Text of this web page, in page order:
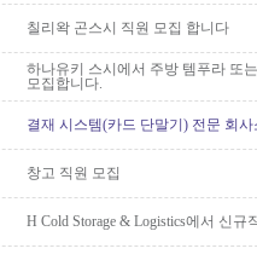
칠리왁 곤스시 직원 모집 합니다
하나유키 스시에서 주방 템푸라 또
모집합니다.
결재 시스템(카드 단말기) 전문 회
창고 직원 모집
H Cold Storage & Logistics에서 신규